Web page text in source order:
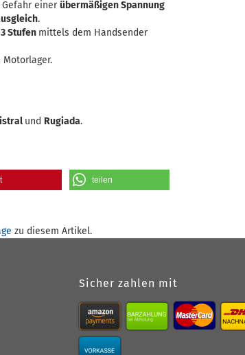
einerübermäßigen Spannung
.
3 Stufen mittels dem Handsender
und Rugiada.
teilen
zu diesem Artikel.
Sicher zahlen mit